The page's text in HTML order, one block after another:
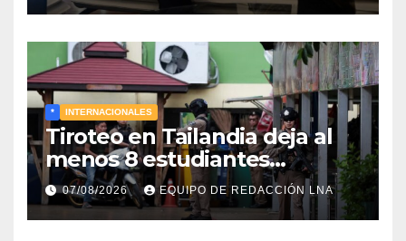
* INTERNACIONALES
Tiroteo en Tailandia deja al
menos 8 estudiantes
muertos y 30 heridos
07/08/2026 EQUIPO DE REDACCIÓN LNA